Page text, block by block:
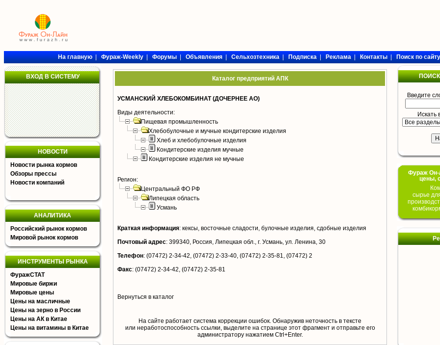
На главную|Фураж-Weekly|Форумы|Объявления|Сельхозтехника|Подписка|Реклама|Контакты|Поиск по сайту
ВХОД В СИСТЕМУ
НОВОСТИ
Новости рынка кормов
Обзоры прессы
Новости компаний
АНАЛИТИКА
Российский рынок кормов
Мировой рынок кормов
ИНСТРУМЕНТЫ РЫНКА
ФуражСТАТ
Мировые биржи
Мировые цены
Цены на масличные
Цены на зерно в России
Цены на АК в Китае
Цены на витамины в Китае
Каталог предприятий АПК
УСМАНСКИЙ ХЛЕБОКОМБИНАТ (ДОЧЕРНЕЕ АО)
Виды деятельности:
Пищевая промышленность
Хлебобулочные и мучные кондитерские изделия
Хлеб и хлебобулочные изделия
Кондитерские изделия мучные
Кондитерские изделия не мучные
Регион:
Центральный ФО РФ
Липецкая область
Усмань
Краткая информация: кексы, восточные сладости, булочные изделия, сдобные изделия
Почтовый адрес: 399340, Россия, Липецкая обл., г. Усмань, ул. Ленина, 30
Телефон: (07472) 2-34-42, (07472) 2-33-40, (07472) 2-35-81, (07472) 2
Факс: (07472) 2-34-42, (07472) 2-35-81
Вернуться в каталог
На сайте работает система коррекции ошибок. Обнаружив неточность в тексте
или неработоспособность ссылки, выделите на странице этот фрагмент и отправьте его
aдминистратору нажатием Ctrl+Enter.
Введите
Искать
Фураж Он-
цены,
сырье